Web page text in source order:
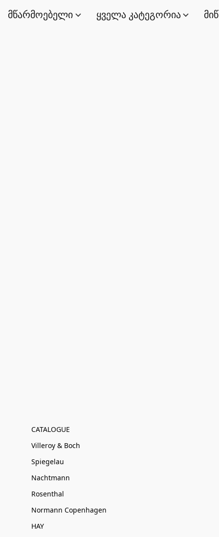
მწარმოებელი ყველა კატეგორია
CATALOGUE
Villeroy & Boch
Spiegelau
Nachtmann
Rosenthal
Normann Copenhagen
HAY